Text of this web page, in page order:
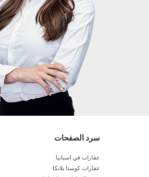
سرد الصفحات
عقارات في اسبانيا
عقارات كوستا بلانكا